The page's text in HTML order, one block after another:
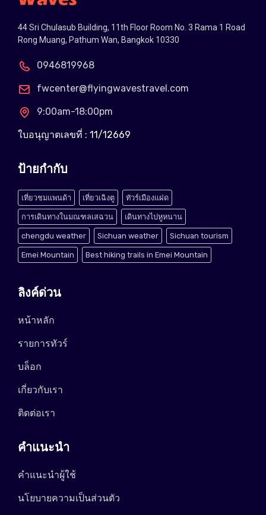
44 Sri Chulasub Building, 11th Floor Room No. 3 Rama 1 Road
Rong Muang, Pathum Wan, Bangkok 10330
0946819968
fwcenter@flyingwavestravel.com
9:00am-18:00pm
ใบอนุญาตเลขที่ : 11/12669
ป้ายกำกับ
เที่ยวชมแพนด้า เที่ยวเฉิงตู ทัวร์เมืองแฝด
การเดินทางในมณฑลเสฉวน เดินทางไปหูหนาน
chengdu weather Sichuan weather Sichuan tourism
Emei Mountain Best hiking trails in Emei Mountain
ลิงค์ด่วน
หน้าหลัก
รายการทัวร์
บล็อก
เกี่ยวกับเรา
ติดต่อเรา
คำแนะนำ
คำแนะนำผู้ใช้
นโยบายความเป็นส่วนตัว